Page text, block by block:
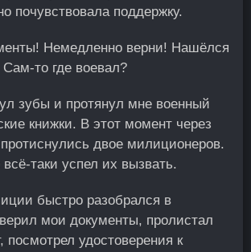
почувствовала поддержку.
Немедленно верни! Нашёлся
то где воевал?
зубы и протянул мне военный
книжки. В этот момент через
двое милиционеров.
таки успел их вызвать.
быстро разобрался в
мои документы, пролистал
посмотрел удостоверения к